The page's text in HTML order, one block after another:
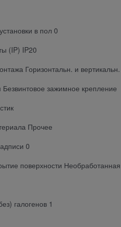
в пол 0
(IP) IP20
Горизонтальн. и вертикальн.
зажимное крепление
Прочее
0
поверхности
галогенов 1